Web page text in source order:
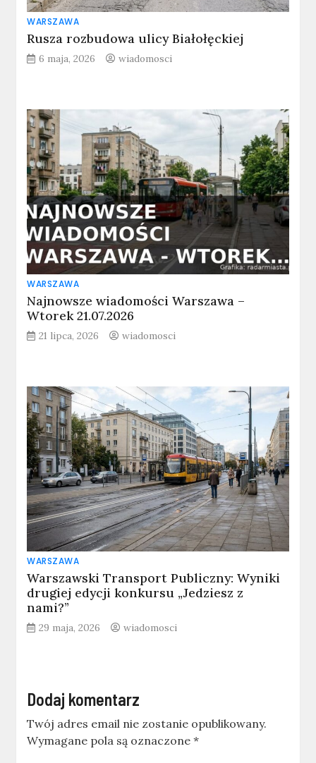
WARSZAWA
Rusza rozbudowa ulicy Białołęckiej
6 maja, 2026 wiadomosci
WARSZAWA
Najnowsze wiadomości Warszawa –
Wtorek 21.07.2026
21 lipca, 2026 wiadomosci
WARSZAWA
Warszawski Transport Publiczny: Wyniki
drugiej edycji konkursu „Jedziesz z
nami?”
29 maja, 2026 wiadomosci
Dodaj komentarz
Twój adres email nie zostanie opublikowany.
Wymagane pola są oznaczone*